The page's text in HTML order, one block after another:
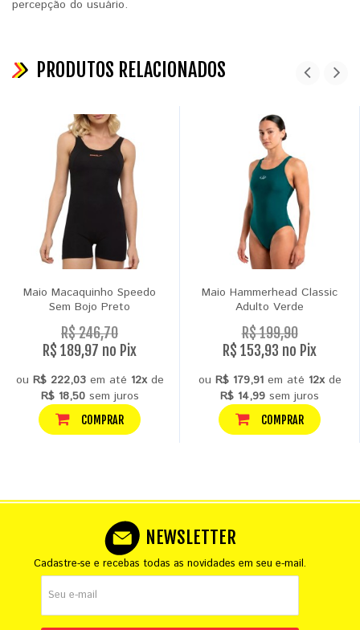
percepção do usuário.
PRODUTOS RELACIONADOS
Maio Macaquinho Speedo
Sem Bojo Preto
R$ 246,70
R$ 189,97 no Pix
ou R$ 222,03em até 12xde
R$ 18,50sem juros
COMPRAR
Maio Hammerhead Classic
Adulto Verde
R$ 199,90
R$ 153,93 no Pix
ou R$ 179,91em até 12xde
R$ 14,99 sem juros
COMPRAR
NEWSLETTER
Cadastre-se e recebas todas as novidades em seu e-mail.